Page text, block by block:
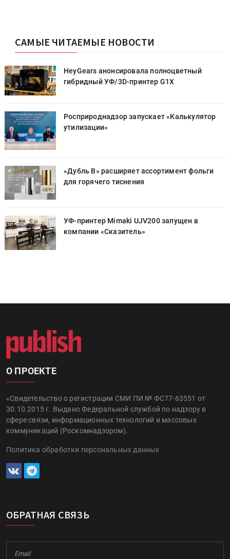
САМЫЕ ЧИТАЕМЫЕ НОВОСТИ
HeyGears анонсировала полноцветный
гибридный УФ/3D-принтер G1X
Росприроднадзор запускает «Калькулятор
утилизации»
«Дубль В» расширяет ассортимент фольги
для горячего тиснения
УФ-принтер Mimaki UJV200 запущен в
компании «Сказитель»
О ПРОЕКТЕ
«Свидетельство о регистрации СМИ ПИ № ФС77-63551 от
30.10.2015 г. Выдано Федеральной службой по надзору в
сфере связи, информационных технологий и массовых
коммуникаций (Роскомнадзором).
Политика обработки персональных данных
ОБРАТНАЯ СВЯЗЬ